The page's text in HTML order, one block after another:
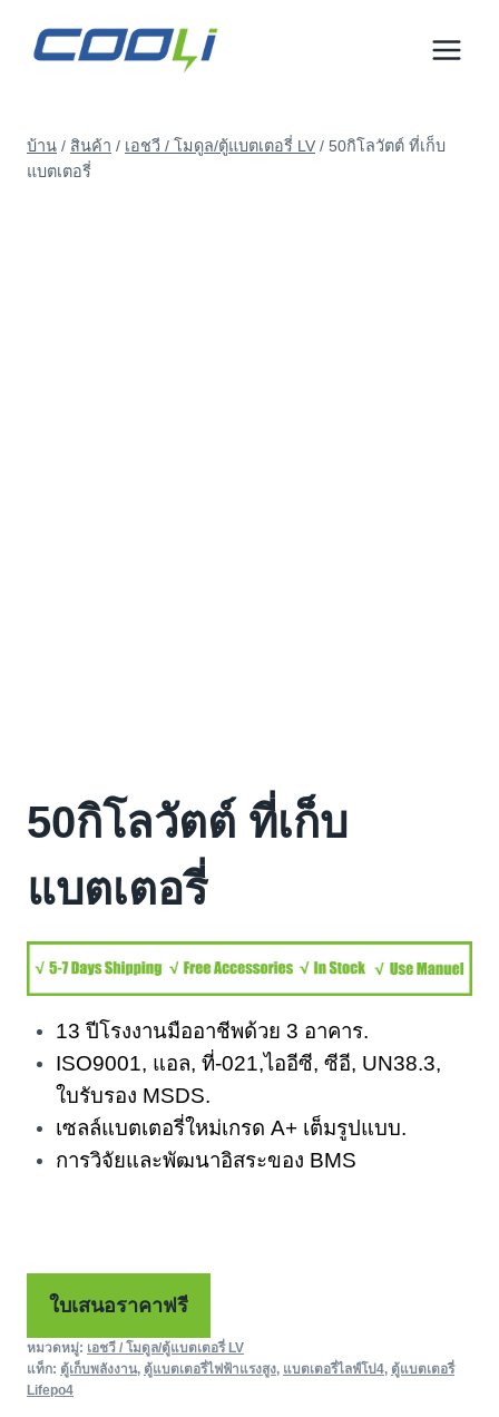
บ้าน / สินค้า / เอชวี / โมดูล/ตู้แบตเตอรี่ LV / 50กิโลวัตต์ ที่เก็บ
แบตเตอรี่
50กิโลวัตต์ ที่เก็บ
แบตเตอรี่
13 ปีโรงงานมืออาชีพด้วย 3 อาคาร.
ISO9001, แอล, ที่-021,ไออีซี, ซีอี, UN38.3,
ใบรับรอง MSDS.
เซลล์แบตเตอรี่ใหม่เกรด A+ เต็มรูปแบบ.
การวิจัยและพัฒนาอิสระของ BMS
ใบเสนอราคาฟรี
หมวดหมู่: เอชวี / โมดูล/ตู้แบตเตอรี่ LV
แท็ก: ตู้เก็บพลังงาน, ตู้แบตเตอรี่ไฟฟ้าแรงสูง, แบตเตอรี่ไลฟ์โป4, ตู้แบตเตอรี่
Lifepo4